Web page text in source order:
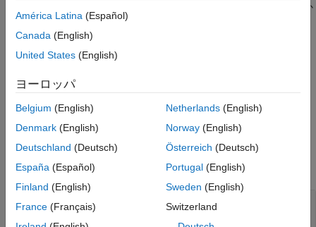
参考
セッションか
らデータを送信します。
Parallel Computing Toolbox™ がある場合、並列プールで実行す
(Parallel Computing Toolbox)
例
例
すべて折りたたむ
バックグラウンドから送信されたデータの自動
処理
América Latina (Español)
Canada (English)
United States (English)
ヨーロッパ
Belgium (English)
Denmark (English)
Deutschland (Deutsch)
España (Español)
Finland (English)
France (Français)
Netherlands(English)
Norway(English)
Österreich (Deutsch)
Portugal(English)
Sweden (English)
Switzerland